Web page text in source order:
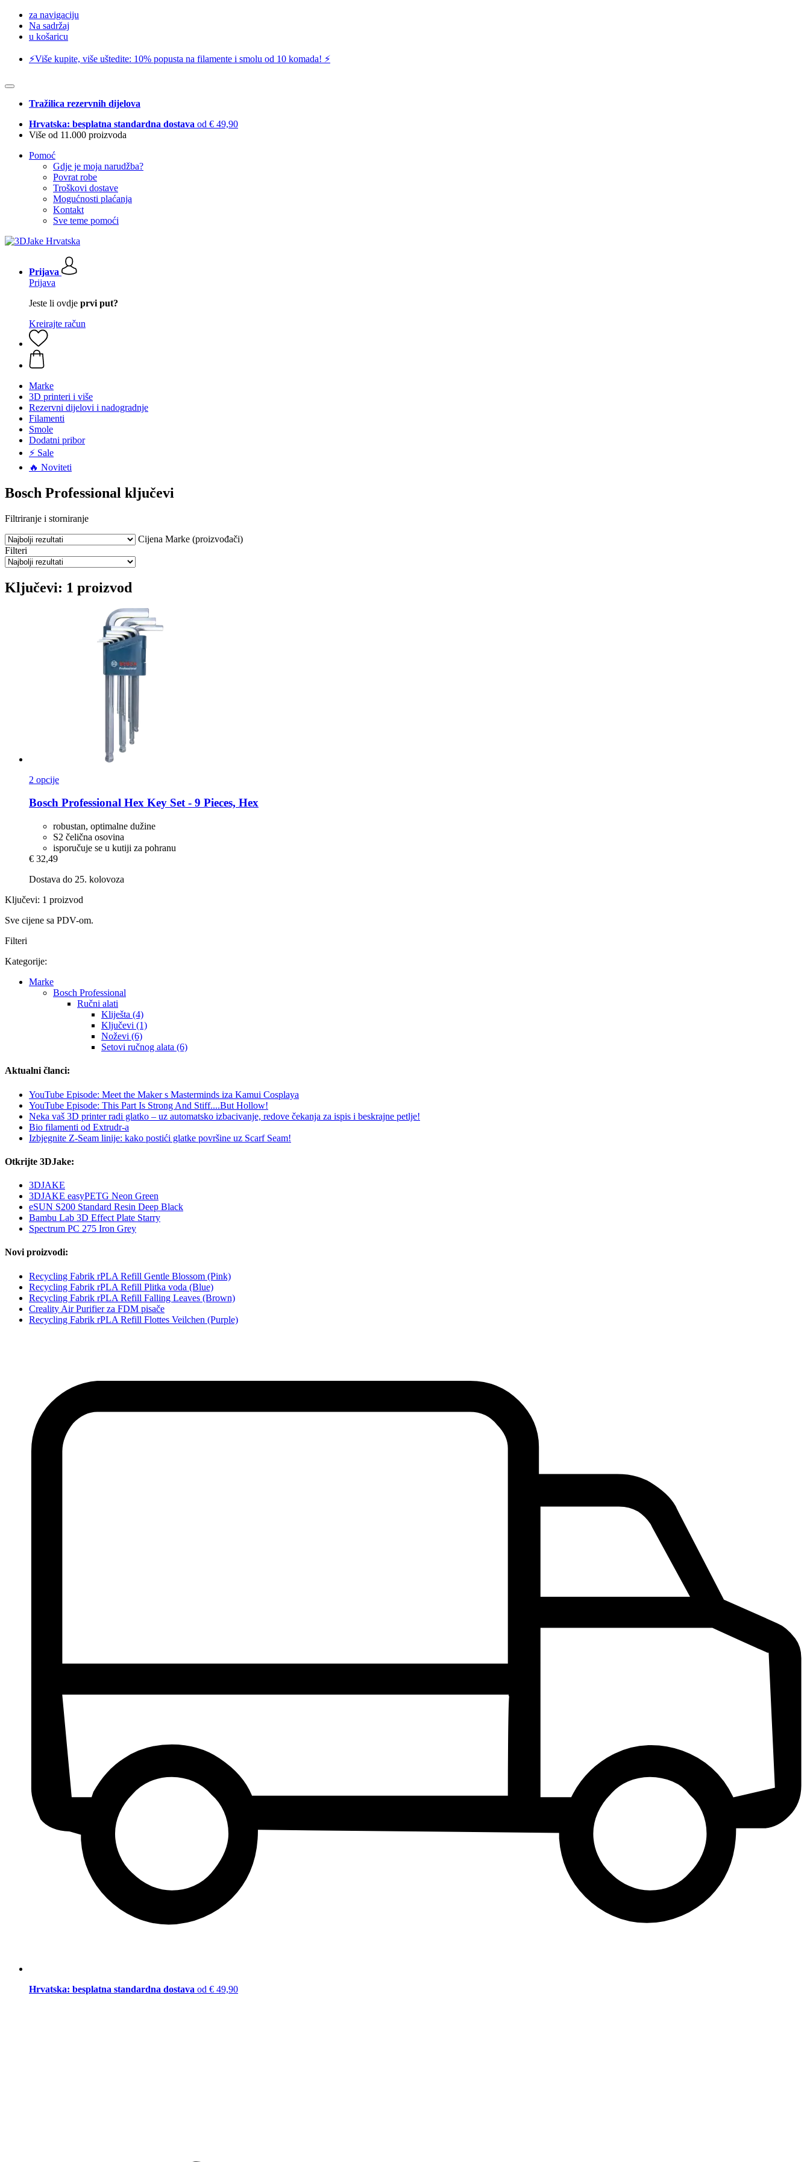
za navigaciju
Na sadržaj
u košaricu
⚡️Više kupite, više uštedite: 10% popusta na filamente i smolu od 10 komada! ⚡️
Tražilica rezervnih dijelova
Hrvatska: besplatna standardna dostava od € 49,90
Više od 11.000 proizvoda
Pomoć
Gdje je moja narudžba?
Povrat robe
Troškovi dostave
Mogućnosti plaćanja
Kontakt
Sve teme pomoći
Prijava
Prijava
Jeste li ovdje prvi put?
Kreirajte račun
Marke
3D printeri i više
Rezervni dijelovi i nadogradnje
Filamenti
Smole
Dodatni pribor
⚡ Sale
🔥 Noviteti
Bosch Professional ključevi
Filtriranje i storniranje
Cijena Marke (proizvođači)
Filteri
Ključevi: 1 proizvod
2 opcije
Bosch Professional Hex Key Set -​ 9 Pieces, Hex
robustan, optimalne dužine
S2 čelična osovina
isporučuje se u kutiji za pohranu
€ 32,49
Dostava do 25. kolovoza
Ključevi: 1 proizvod
Sve cijene sa PDV-om.
Filteri
Kategorije:
Marke
Bosch Professional
Ručni alati
Kliješta (4)
Ključevi (1)
Noževi (6)
Setovi ručnog alata (6)
Aktualni članci:
YouTube Episode: Meet the Maker s Masterminds iza Kamui Cosplaya
YouTube Episode: This Part Is Strong And Stiff....But Hollow!
Neka vaš 3D printer radi glatko – uz automatsko izbacivanje, redove čekanja za ispis i beskrajne petlje!
Bio filamenti od Extrudr-a
Izbjegnite Z-Seam linije: kako postići glatke površine uz Scarf Seam!
Otkrijte 3DJake:
3DJAKE
3DJAKE easyPETG Neon Green
eSUN S200 Standard Resin Deep Black
Bambu Lab 3D Effect Plate Starry
Spectrum PC 275 Iron Grey
Novi proizvodi:
Recycling Fabrik rPLA Refill Gentle Blossom (Pink)
Recycling Fabrik rPLA Refill Plitka voda (Blue)
Recycling Fabrik rPLA Refill Falling Leaves (Brown)
Creality Air Purifier za FDM pisače
Recycling Fabrik rPLA Refill Flottes Veilchen (Purple)
Hrvatska: besplatna standardna dostava od € 49,90